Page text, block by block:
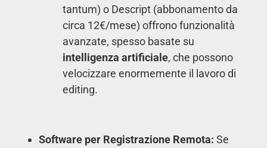
tantum) o Descript (abbonamento da
circa 12€/mese) offrono funzionalità
avanzate, spesso basate su
intelligenza artificiale, che possono
velocizzare enormemente il lavoro di
editing.
Software per Registrazione Remota: Se